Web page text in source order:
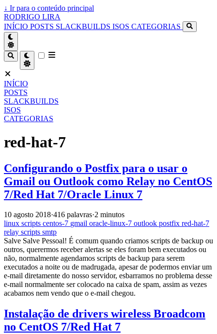
↓ Ir para o conteúdo principal
RODRIGO LIRA
INÍCIO POSTS SLACKBUILDS ISOS CATEGORIAS
INÍCIO
POSTS
SLACKBUILDS
ISOS
CATEGORIAS
red-hat-7
Configurando o Postfix para o usar o
Gmail ou Outlook como Relay no CentOS
7/Red Hat 7/Oracle Linux 7
10 agosto 2018·416 palavras·2 minutos
linux scripts centos-7 gmail oracle-linux-7 outlook postfix red-hat-7
relay scripts smtp
Salve Salve Pessoal! É comum quando criamos scripts de backup ou
outros, querermos receber alertas se eles foram bem executados ou
não, normalmente agendamos scripts de backup para serem
executados a noite ou de madrugada, apesar de podermos enviar um
e-mail diretamente do nosso servidor, esbarramos no problema desse
e-mail normalmente ser colocado na caixa de spam, assim as vezes
acabamos nem vendo que o e-mail chegou.
Instalação de drivers wireless Broadcom
no CentOS 7/Red Hat 7